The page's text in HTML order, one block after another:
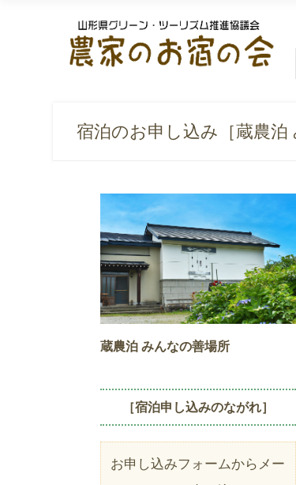
宿泊のお申し込み［蔵農泊
蔵農泊 みんなの善場所
［宿泊申し込みのながれ］
お申し込みフォームからメー